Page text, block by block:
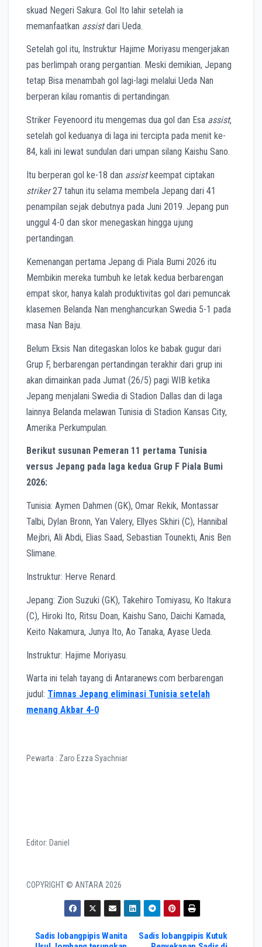
skuad Negeri Sakura. Gol Ito lahir setelah ia
memanfaatkan assistdari Ueda.
Setelah gol itu, Instruktur Hajime Moriyasu mengerjakan
pas berlimpah orang pergantian. Meski demikian, Jepang
tetap Bisa menambah gol lagi-lagi melalui Ueda Nan
berperan kilau romantis di pertandingan.
Striker Feyenoord itu mengemas dua gol dan Esa assist,
setelah gol keduanya di laga ini tercipta pada menit ke-
84, kali ini lewat sundulan dari umpan silang Kaishu Sano.
Itu berperan gol ke-18 dan assistkeempat ciptakan
striker27 tahun itu selama membela Jepang dari 41
penampilan sejak debutnya pada Juni 2019. Jepang pun
unggul 4-0 dan skor menegaskan hingga ujung
pertandingan.
Kemenangan pertama Jepang di Piala Bumi 2026 itu
Membikin mereka tumbuh ke letak kedua berbarengan
empat skor, hanya kalah produktivitas gol dari pemuncak
klasemen Belanda Nan menghancurkan Swedia 5-1 pada
masa Nan Baju.
Belum Eksis Nan ditegaskan lolos ke babak gugur dari
Grup F, berbarengan pertandingan terakhir dari grup ini
akan dimainkan pada Jumat (26/5) pagi WIB ketika
Jepang menjalani Swedia di Stadion Dallas dan di laga
lainnya Belanda melawan Tunisia di Stadion Kansas City,
Amerika Perkumpulan.
Berikut susunan Pemeran 11 pertama Tunisia
versus Jepang pada laga kedua Grup F Piala Bumi
2026:
Tunisia: Aymen Dahmen (GK), Omar Rekik, Montassar
Talbi, Dylan Bronn, Yan Valery, Ellyes Skhiri (C), Hannibal
Mejbri, Ali Abdi, Elias Saad, Sebastian Tounekti, Anis Ben
Slimane.
Instruktur: Herve Renard.
Jepang: Zion Suzuki (GK), Takehiro Tomiyasu, Ko Itakura
(C), Hiroki Ito, Ritsu Doan, Kaishu Sano, Daichi Kamada,
Keito Nakamura, Junya Ito, Ao Tanaka, Ayase Ueda.
Instruktur: Hajime Moriyasu.
Warta ini telah tayang di Antaranews.com berbarengan
judul: Timnas Jepang eliminasi Tunisia setelah
menang Akbar 4-0
Pewarta : Zaro Ezza Syachniar
Editor: Daniel
COPYRIGHT © ANTARA 2026
Post
Sadis lobangpipis Kutuk
Sadis lobangpipis Wanita